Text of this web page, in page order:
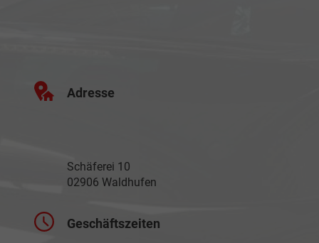
Adresse
Schäferei 10
02906 Waldhufen
Geschäftszeiten